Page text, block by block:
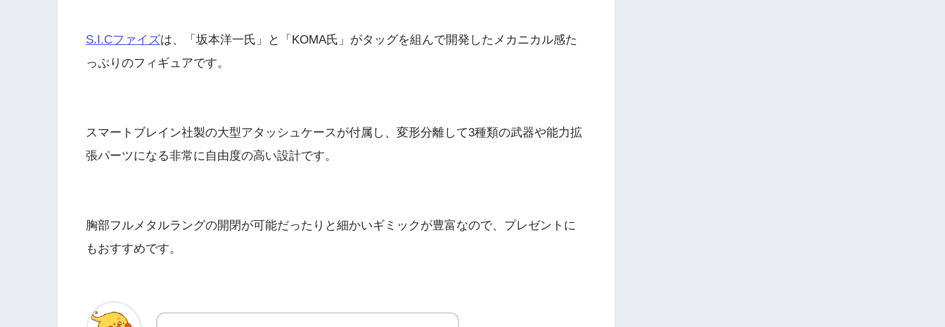
S.I.Cファイズは、「坂本洋一氏」と「KOMA氏」がタッグを組んで開発したメカニカル感た
っぷりのフィギュアです。
スマートブレイン社製の大型アタッシュケースが付属し、変形分離して3種類の武器や能力拡
張パーツになる非常に自由度の高い設計です。
胸部フルメタルラングの開閉が可能だったりと細かいギミックが豊富なので、プレゼントに
もおすすめです。